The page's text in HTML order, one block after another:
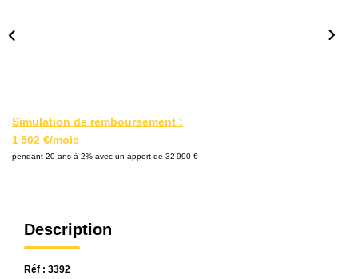
Simulation de remboursement :
1 502 €/mois
pendant 20 ans à 2% avec un apport de 32 990 €
Description
Réf : 3392